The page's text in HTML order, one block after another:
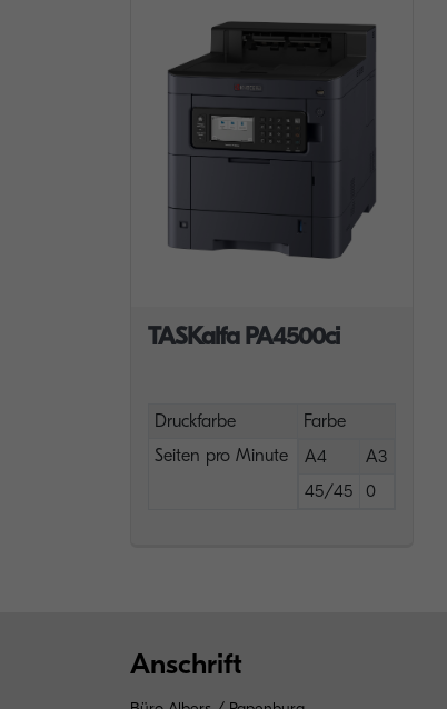
TASKalfa PA4500ci
Druckfarbe
Farbe
Seiten pro Minute
A4
A3
45/45
0
Anschrift